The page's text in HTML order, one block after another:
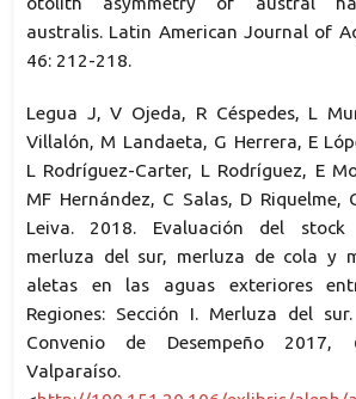
australis. Latin American Journal of
46: 212-218.
Legua J, V Ojeda, R Céspedes, L
Villalón, M Landaeta, G Herrera, E
L Rodríguez-Carter, L Rodríguez, E
MF Hernández, C Salas, D Riquelme,
Leiva. 2018. Evaluación del stock
merluza del sur, merluza de cola y
aletas en las aguas exteriores
Regiones: Sección I. Merluza del
Convenio de Desempeño 2017,
Valparaíso.